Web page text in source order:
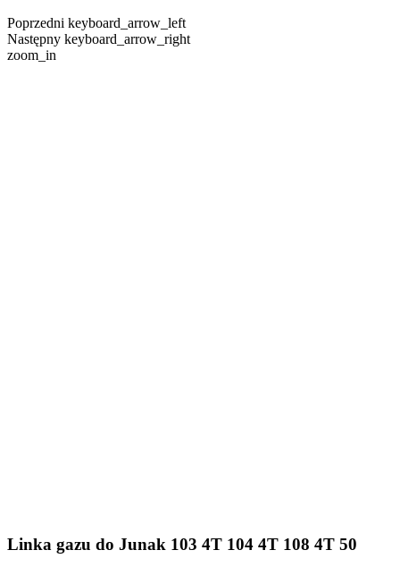
Poprzedni keyboard_arrow_left
Następny keyboard_arrow_right
zoom_in
Linka gazu do Junak 103 4T 104 4T 108 4T 50